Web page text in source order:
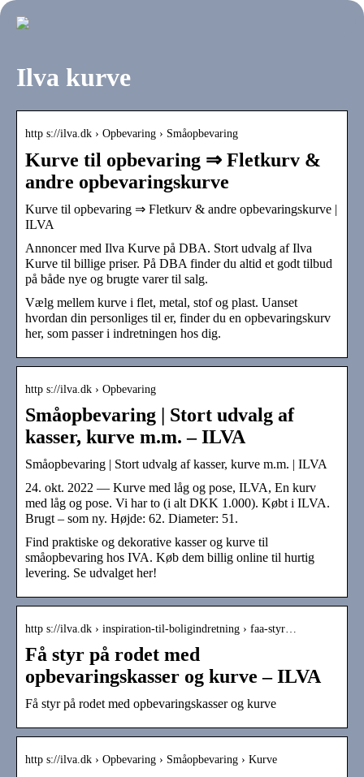
Ilva kurve
http s://ilva.dk › Opbevaring › Småopbevaring
Kurve til opbevaring ⇒ Fletkurv &
andre opbevaringskurve
Kurve til opbevaring ⇒ Fletkurv & andre opbevaringskurve |
ILVA
Annoncer med Ilva Kurve på DBA. Stort udvalg af Ilva
Kurve til billige priser. På DBA finder du altid et godt tilbud
på både nye og brugte varer til salg.
Vælg mellem kurve i flet, metal, stof og plast. Uanset
hvordan din personliges til er, finder du en opbevaringskurv
her, som passer i indretningen hos dig.
http s://ilva.dk › Opbevaring
Småopbevaring | Stort udvalg af
kasser, kurve m.m. – ILVA
Småopbevaring | Stort udvalg af kasser, kurve m.m. | ILVA
24. okt. 2022 — Kurve med låg og pose, ILVA, En kurv
med låg og pose. Vi har to (i alt DKK 1.000). Købt i ILVA.
Brugt – som ny. Højde: 62. Diameter: 51.
Find praktiske og dekorative kasser og kurve til
småopbevaring hos IVA. Køb dem billig online til hurtig
levering. Se udvalget her!
http s://ilva.dk › inspiration-til-boligindretning › faa-styr…
Få styr på rodet med
opbevaringskasser og kurve – ILVA
Få styr på rodet med opbevaringskasser og kurve
http s://ilva.dk › Opbevaring › Småopbevaring › Kurve